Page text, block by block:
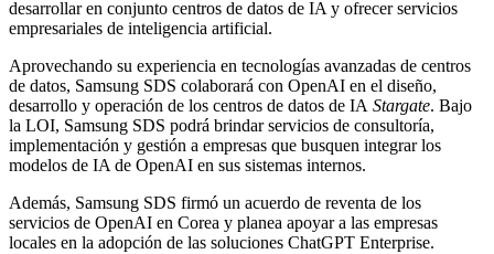
desarrollar en conjunto centros de datos de IA y ofrecer servicios
empresariales de inteligencia artificial.
Aprovechando su experiencia en tecnologías avanzadas de centros
de datos, Samsung SDS colaborará con OpenAI en el diseño,
desarrollo y operación de los centros de datos de IA Stargate. Bajo
la LOI, Samsung SDS podrá brindar servicios de consultoría,
implementación y gestión a empresas que busquen integrar los
modelos de IA de OpenAI en sus sistemas internos.
Además, Samsung SDS firmó un acuerdo de reventa de los
servicios de OpenAI en Corea y planea apoyar a las empresas
locales en la adopción de las soluciones ChatGPT Enterprise.